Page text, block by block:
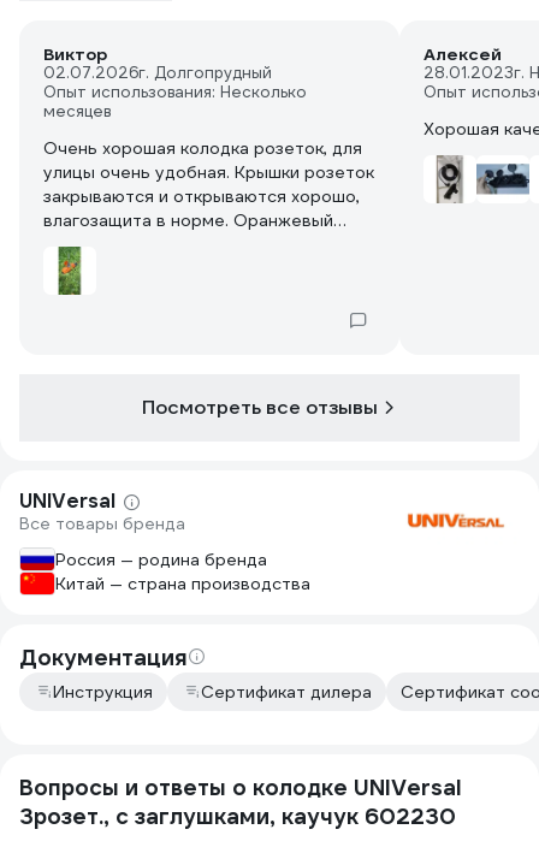
Виктор
02.07.2026г. Долгопрудный
Опыт использования: Несколько
месяцев
Очень хорошая колодка розеток, для
улицы очень удобная. Крышки розеток
закрываются и открываются хорошо,
влагозащита в норме. Оранжевый
цвет хорошо виден на траве.
Алексей
28.01.2023г.
Опыт
Хорошая
Посмотреть все отзывы
UNIVersal
Все товары бренда
Россия — родина бренда
Китай — страна производства
Документация
Инструкция Сертификат дилера Сертификат
Вопросы и ответы о колодке UNIVersal
3розет., с заглушками, каучук 602230